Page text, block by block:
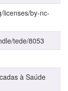
licenses/by-nc-
tede/8053
à Saúde